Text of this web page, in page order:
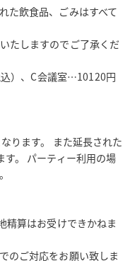
さい。
ご了承下さいませ。
た飲食品、ごみはすべて
たしますのでご了承くだ
）、C会議室…10120円
ります。 また延長された
。 パーティー利用の場
精算はお受けできかねま
のご対応をお願い致しま